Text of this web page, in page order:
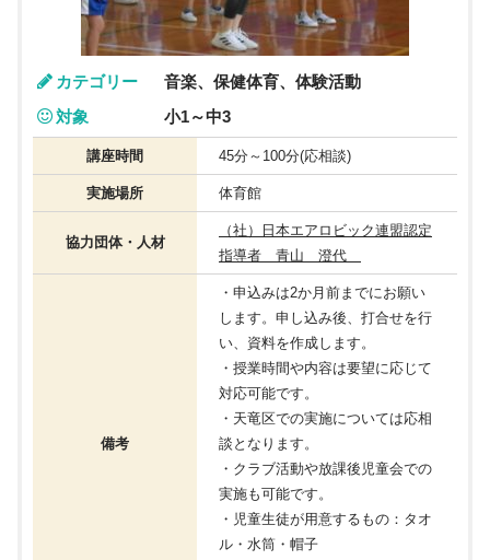
カテゴリー
音楽、保健体育、体験活動
対象
小1～中3
講座時間 45分～100分(応相談)
実施場所 体育館
協力団体・人材
（社）日本エアロビック連盟認定
指導者 青山 澄代
備考
・申込みは2か月前までにお願い
します。申し込み後、打合せを行
い、資料を作成します。
・授業時間や内容は要望に応じて
対応可能です。
・天竜区での実施については応相
談となります。
・クラブ活動や放課後児童会での
実施も可能です。
・児童生徒が用意するもの：タオ
ル・水筒・帽子